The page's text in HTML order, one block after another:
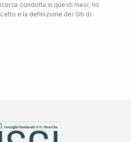
condotta in questi mesi, ho
e la definizione dei Siti di